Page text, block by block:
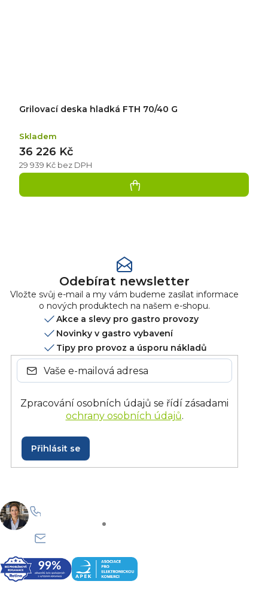
Grilovací deska hladká FTH 70/40 G
Skladem
29 939 Kč bez DPH
36 226 Kč
Odebírat newsletter
Vložte svůj e-mail a my vám budeme zasílat informace
o nových produktech na našem e-shopu.
Akce a slevy pro gastro provozy
Novinky v gastro vybavení
Tipy pro provoz a úsporu nákladů
Zpracování osobních údajů se řídí zásadami
ochrany osobních údajů.
Přihlásit se